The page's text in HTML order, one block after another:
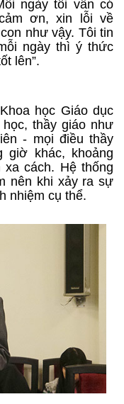
ngày tôi vẫn có
ơn, xin lỗi về
như vậy. Tôi tin
ngày thì ý thức
lên”.
học Giáo dục
thầy giáo như
- mọi điều thầy
giờ khác, khoảng
cách. Hệ thống
nên khi xảy ra sự
nhiệm cụ thể.